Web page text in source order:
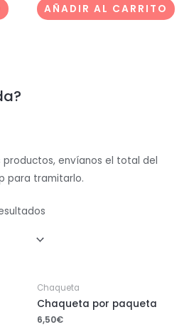
AÑADIR AL CARRITO
envíanos el total del
para tramitarlo.
Chaqueta
Chaqueta por paqueta
6,50€